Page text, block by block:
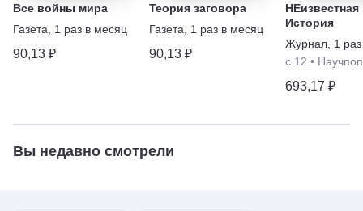
Все войны мира
Газета
1 раз в месяц
90,13 ₽
Теория заговора
Газета
1 раз в месяц
90,13 ₽
НЕизвестная
История
Журнал 1
с 12 • Научпоп
693,17 ₽
Вы недавно смотрели